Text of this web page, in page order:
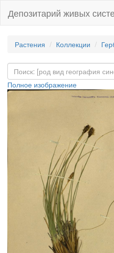
Депозитарий живых
Растения Коллекции
Полное изображение